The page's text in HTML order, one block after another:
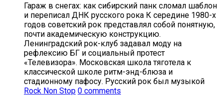
Гараж в снегах: как сибирский панк сломал шаблон
и переписал ДНК русского рока К середине 1980-х
годов советский рок представлял собой понятную,
почти академическую конструкцию.
Ленинградский рок-клуб задавал моду на
рефлексию БГ и социальный протест
«Телевизора». Московская школа тяготела к
классической школе ритм-энд-блюза и
стадионному пафосу. Русский рок был музыкой
Rock Non Stop 0 comments